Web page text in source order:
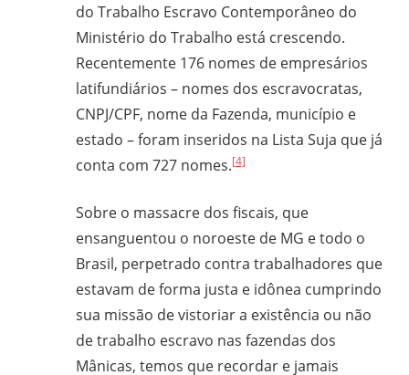
do Trabalho Escravo Contemporâneo do
Ministério do Trabalho está crescendo.
Recentemente 176 nomes de empresários
latifundiários – nomes dos escravocratas,
CNPJ/CPF, nome da Fazenda, município e
estado – foram inseridos na Lista Suja que já
conta com 727 nomes.[4]
Sobre o massacre dos fiscais, que
ensanguentou o noroeste de MG e todo o
Brasil, perpetrado contra trabalhadores que
estavam de forma justa e idônea cumprindo
sua missão de vistoriar a existência ou não
de trabalho escravo nas fazendas dos
Mânicas, temos que recordar e jamais